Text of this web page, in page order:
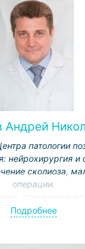
Андрей
патологии
нейрохирургия и
сколиоза,
операции.
основанное на
и безопасности,
Подробнее